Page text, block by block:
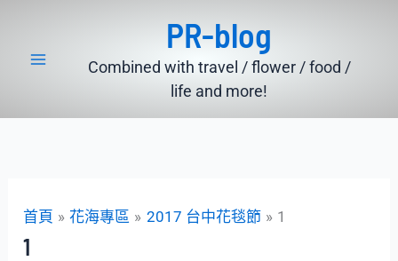
PR-blog
Combined with travel / flower / food /
life and more!
首頁 花海專區 2017 台中花毯節 1
1